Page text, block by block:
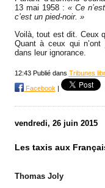
13 mai 1958 : « Ce
c’est un pied-noir. »
Voilà, tout est dit. Ceux
Quant à ceux qui n’ont
dans leur ignorance.
12:43 Publié dans Tribunes
Facebook |
vendredi, 26 juin 2015
Les taxis aux
Thomas Joly